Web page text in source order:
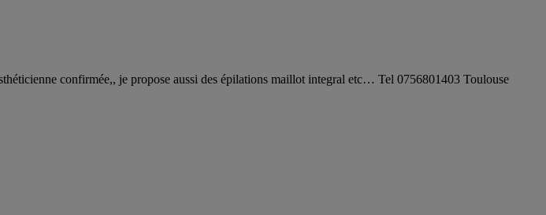
confirmée,, je propose aussi des épilations maillot integral etc… Tel 0756801403 Toulouse